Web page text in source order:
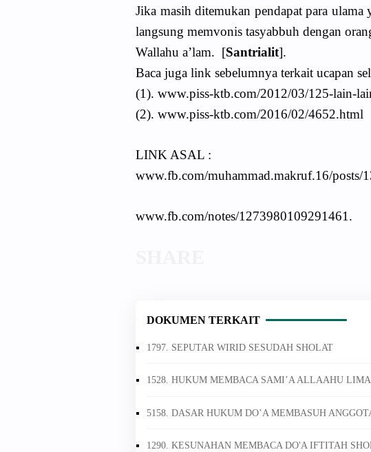
Jika masih ditemukan pendapat para
langsung memvonis tasyabbuh dengan
Wallahu a’lam. [Santrialit].
Baca juga link sebelumnya terkait ucapan
(1). www.piss-ktb.com/2012/03/125-lain-
(2). www.piss-ktb.com/2016/02/4652.html
LINK ASAL :
www.fb.com/muhammad.makruf.16/posts/
www.fb.com/notes/1273980109291461.
DOKUMEN TERKAIT
1797. SEPUTAR WIRID SESUDAH SHOLAT
1528. HUKUM MEMBACA SAMI’A ALLAAHU
5158. DASAR HUKUM DO’A MEMBASUH
1290. KESUNAHAN MEMBACA DO'A IFTITAH